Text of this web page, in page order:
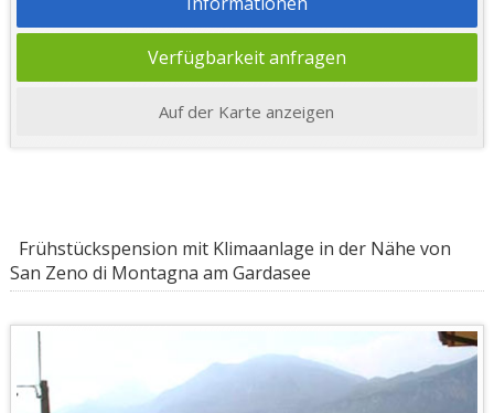
Verfügbarkeit anfragen
Auf der Karte anzeigen
Frühstückspension mit Klimaanlage in der Nähe von
San Zeno di Montagna am Gardasee